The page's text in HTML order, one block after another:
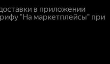
в приложении
"На маркетплейсы" при